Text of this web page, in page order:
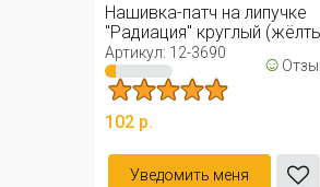
Нашивка-патч на липучке
"Радиация" круглый
Артикул: 12-3690 ☺
102 р.
Уведомить меня